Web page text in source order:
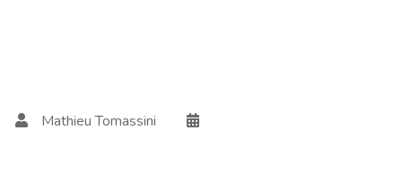
Mathieu Tomassini